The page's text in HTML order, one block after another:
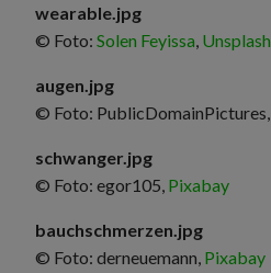
wearable.jpg
© Foto: Solen Feyissa, Unsplash
augen.jpg
© Foto: PublicDomainPictures,
schwanger.jpg
© Foto: egor105, Pixabay
bauchschmerzen.jpg
© Foto: derneuemann, Pixabay